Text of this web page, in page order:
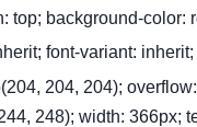
background-color:
font-variant:
204, 204);
248); width: 366px;